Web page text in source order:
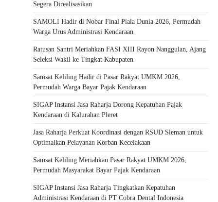
Segera Direalisasikan
SAMOLI Hadir di Nobar Final Piala Dunia 2026, Permudah
Warga Urus Administrasi Kendaraan
Ratusan Santri Meriahkan FASI XIII Rayon Nanggulan, Ajang
Seleksi Wakil ke Tingkat Kabupaten
Samsat Keliling Hadir di Pasar Rakyat UMKM 2026,
Permudah Warga Bayar Pajak Kendaraan
SIGAP Instansi Jasa Raharja Dorong Kepatuhan Pajak
Kendaraan di Kalurahan Pleret
Jasa Raharja Perkuat Koordinasi dengan RSUD Sleman untuk
Optimalkan Pelayanan Korban Kecelakaan
Samsat Keliling Meriahkan Pasar Rakyat UMKM 2026,
Permudah Masyarakat Bayar Pajak Kendaraan
SIGAP Instansi Jasa Raharja Tingkatkan Kepatuhan
Administrasi Kendaraan di PT Cobra Dental Indonesia